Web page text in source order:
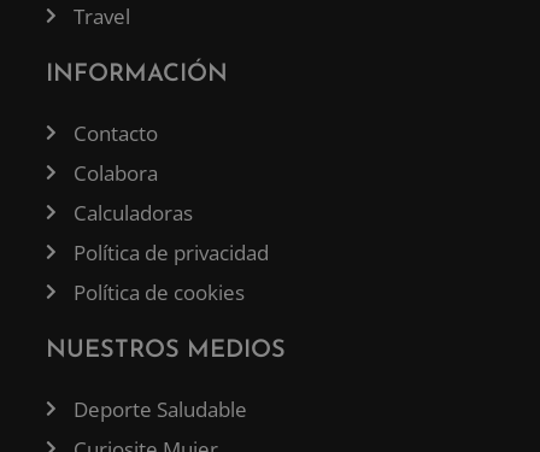
Travel
INFORMACIÓN
Contacto
Colabora
Calculadoras
Política de privacidad
Política de cookies
NUESTROS MEDIOS
Deporte Saludable